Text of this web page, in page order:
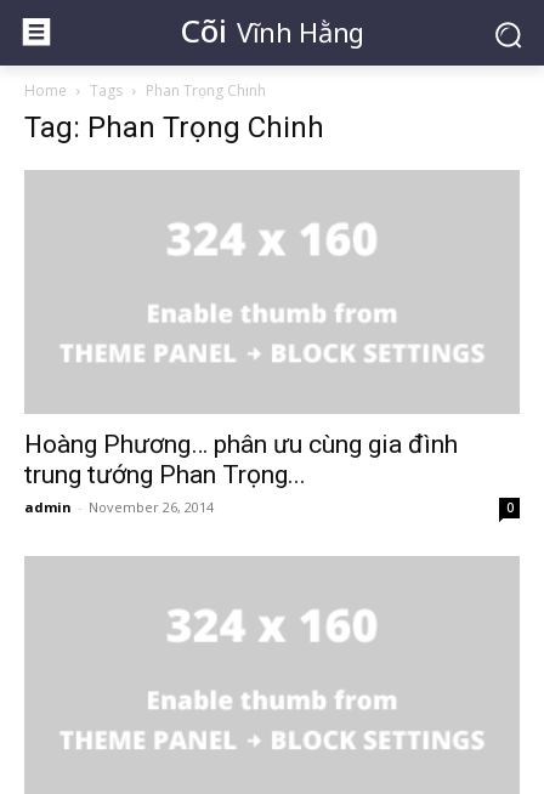
Cõi Vĩnh Hằng
Home Tags Phan Trọng Chinh
Tag: Phan Trọng Chinh
Hoàng Phương… phân ưu cùng gia đình
trung tướng Phan Trọng...
admin - November 26, 2014 0